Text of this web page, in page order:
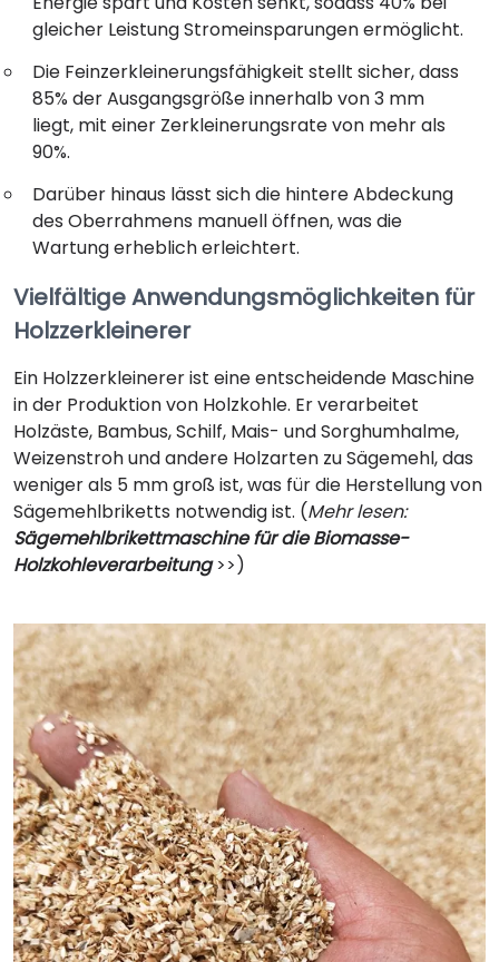
gleicher Leistung Stromeinsparungen ermöglicht.
Die Feinzerkleinerungsfähigkeit stellt sicher, dass
85% der Ausgangsgröße innerhalb von 3 mm
liegt, mit einer Zerkleinerungsrate von mehr als
90%.
Darüber hinaus lässt sich die hintere Abdeckung
des Oberrahmens manuell öffnen, was die
Wartung erheblich erleichtert.
Vielfältige Anwendungsmöglichkeiten für
Holzzerkleinerer
Ein Holzzerkleinerer ist eine entscheidende Maschine
in der Produktion von Holzkohle. Er verarbeitet
Holzäste, Bambus, Schilf, Mais- und Sorghumhalme,
Weizenstroh und andere Holzarten zu Sägemehl, das
weniger als 5 mm groß ist, was für die Herstellung von
Sägemehlbriketts notwendig ist. (Mehr lesen:
Sägemehlbrikettmaschine für die Biomasse-
Holzkohleverarbeitung >>)